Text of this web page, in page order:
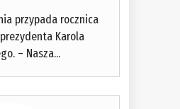
przypada rocznica
Karola
– Nasza...